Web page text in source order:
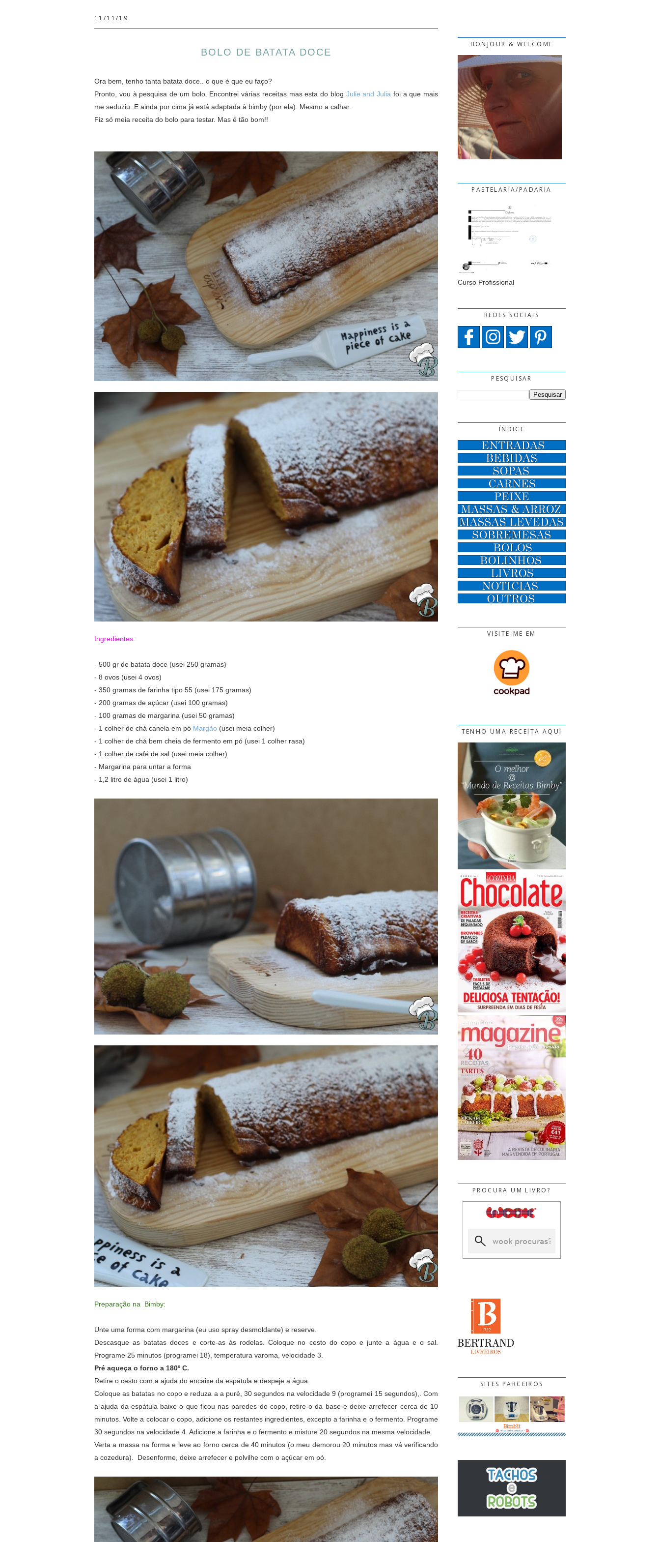
11/11/19
BOLO DE BATATA DOCE
Ora bem, tenho tanta batata doce.. o que é que eu faço?
Pronto, vou à pesquisa de um bolo. Encontrei várias receitas mas esta do blog Julie and Julia foi a que mais
me seduziu. E ainda por cima já está adaptada à bimby (por ela). Mesmo a calhar.
Fiz só meia receita do bolo para testar. Mas é tão bom!!
Ingredientes:
- 500 gr de batata doce (usei 250 gramas)
- 8 ovos (usei 4 ovos)
- 350 gramas de farinha tipo 55 (usei 175 gramas)
- 200 gramas de açúcar (usei 100 gramas)
- 100 gramas de margarina (usei 50 gramas)
- 1 colher de chá canela em pó Margão (usei meia colher)
- 1 colher de chá bem cheia de fermento em pó (usei 1 colher rasa)
- 1 colher de café de sal (usei meia colher)
- Margarina para untar a forma
- 1,2 litro de água (usei 1 litro)
Preparação na Bimby:
Unte uma forma com margarina (eu uso spray desmoldante) e reserve.
Descasque as batatas doces e corte-as às rodelas. Coloque no cesto do copo e junte a água e o sal.
Programe 25 minutos (programei 18), temperatura varoma, velocidade 3.
Pré aqueça o forno a 180º C.
Retire o cesto com a ajuda do encaixe da espátula e despeje a água.
Coloque as batatas no copo e reduza a a puré, 30 segundos na velocidade 9 (programei 15 segundos),. Com
a ajuda da espátula baixe o que ficou nas paredes do copo, retire-o da base e deixe arrefecer cerca de 10
minutos. Volte a colocar o copo, adicione os restantes ingredientes, excepto a farinha e o fermento. Programe
30 segundos na velocidade 4. Adicione a farinha e o fermento e misture 20 segundos na mesma velocidade.
Verta a massa na forma e leve ao forno cerca de 40 minutos (o meu demorou 20 minutos mas vá verificando
a cozedura). Desenforme, deixe arrefecer e polvilhe com o açúcar em pó.
BONJOUR & WELCOME
PASTELARIA/PADARIA
Curso Profissional
REDES SOCIAIS
PESQUISAR
ÍNDICE
VISITE-ME EM
TENHO UMA RECEITA AQUI
PROCURA UM LIVRO?
SITES PARCEIROS